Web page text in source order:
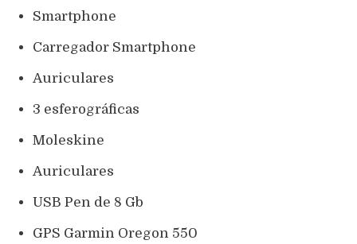
Smartphone
Carregador Smartphone
Auriculares
3 esferográficas
Moleskine
Auriculares
USB Pen de 8 Gb
GPS Garmin Oregon 550